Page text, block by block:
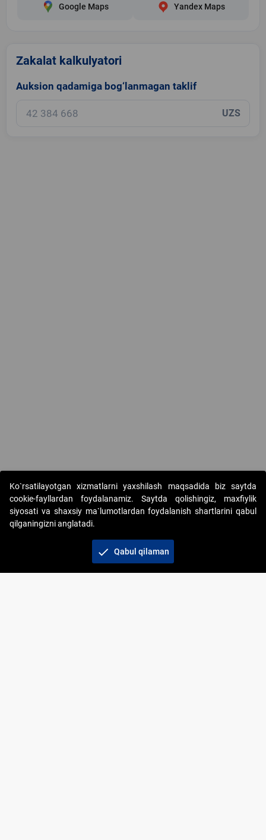
Google Maps Yandex Maps
Zakalat kalkulyatori
Auksion qadamiga bog‘lanmagan taklif
UZS
Copyright © 2017-2026. "Elektron onlayn-auksionlarni
tashkil etish" AJ. Barcha huquqlar himoyalangan
Ko`rsatilayotgan xizmatlarni yaxshilash maqsadida biz saytda
cookie-fayllardan foydalanamiz. Saytda qolishingiz, maxfiylik
siyosati va shaxsiy ma`lumotlardan foydalanish shartlarini qabul
qilganingizni anglatadi.
check Qabul qilaman